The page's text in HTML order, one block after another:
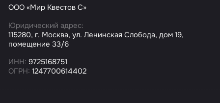
ООО «Мир Квестов С»
Юридический адрес:
115280, г. Москва, ул. Ленинская Слобода, дом 19,
помещение 33/6
ИНН: 9725168751
ОГРН: 1247700614402